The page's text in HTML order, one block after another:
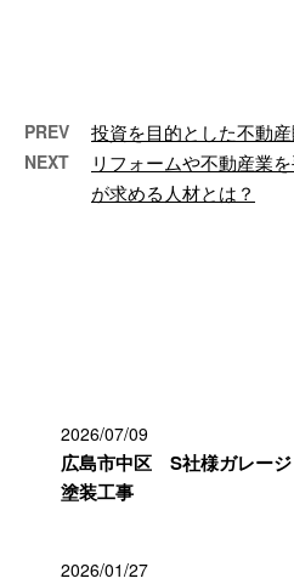
PREV 投資を目的とした不動
NEXT
リフォームや不動産業
が求める人材とは？
2026/07/09
広島市中区 S社様ガレー
塗装工事
2026/01/27